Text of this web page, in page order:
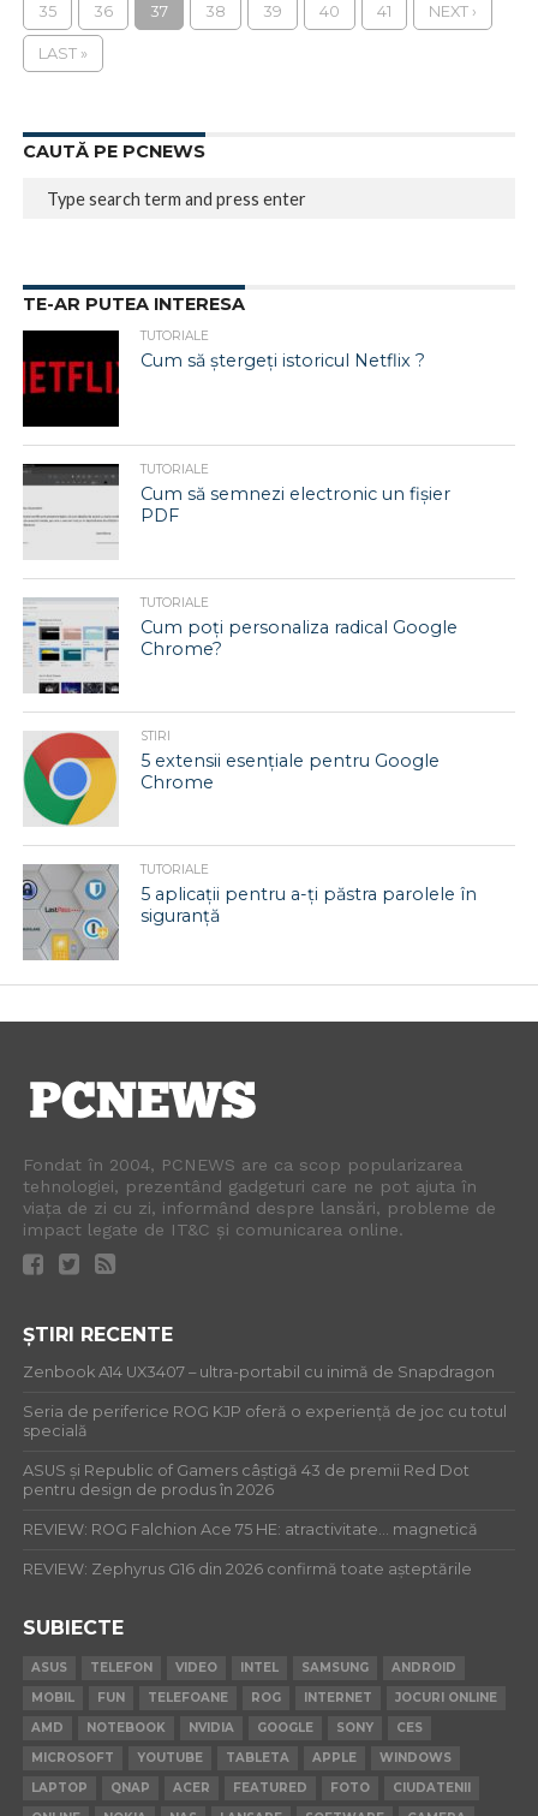
35 36 37 38 39 40 41 NEXT ›
LAST »
CAUTĂ PE PCNEWS
TE-AR PUTEA INTERESA
TUTORIALE
Cum să ștergeți istoricul Netflix ?
TUTORIALE
Cum să semnezi electronic un fișier
PDF
TUTORIALE
Cum poți personaliza radical Google
Chrome?
STIRI
5 extensii esențiale pentru Google
Chrome
TUTORIALE
5 aplicații pentru a-ți păstra parolele în
siguranță
Fondat în 2004, PCNEWS are ca scop popularizarea
tehnologiei, prezentând gadgeturi care ne pot ajuta în
viața de zi cu zi, informând despre lansări, probleme de
impact legate de IT&C și comunicarea online.
ȘTIRI RECENTE
Zenbook A14 UX3407 – ultra-portabil cu inimă de Snapdragon
Seria de periferice ROG KJP oferă o experiență de joc cu totul
specială
ASUS și Republic of Gamers câștigă 43 de premii Red Dot
pentru design de produs în 2026
REVIEW: ROG Falchion Ace 75 HE: atractivitate… magnetică
REVIEW: Zephyrus G16 din 2026 confirmă toate așteptările
SUBIECTE
ASUS TELEFON VIDEO INTEL SAMSUNG
ANDROID
MOBIL
FUN TELEFOANE ROG INTERNET
JOCURI ONLINE
AMD
NOTEBOOK NVIDIA GOOGLE SONY
CES
MICROSOFT
YOUTUBE TABLETA APPLE
WINDOWS
LAPTOP
QNAP ACER FEATURED FOTO
CIUDATENII